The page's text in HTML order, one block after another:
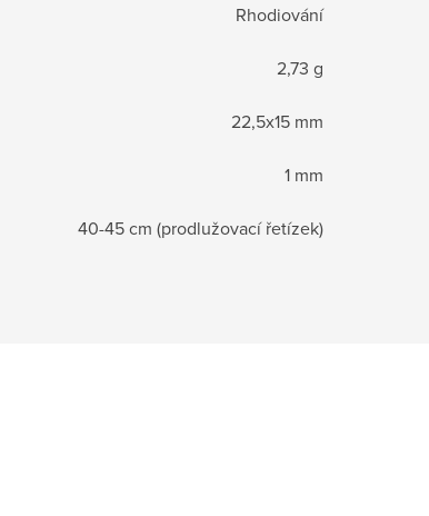
Rhodiování
2,73 g
22,5x15 mm
1 mm
40-45 cm (prodlužovací řetízek)